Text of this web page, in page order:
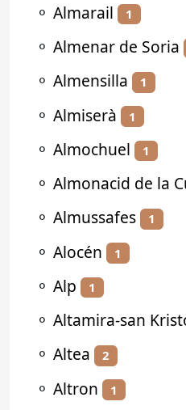
⚬ Almarail 1
⚬ Almenar de Soria
⚬ Almensilla 1
⚬ Almiserà 1
⚬ Almochuel 1
⚬ Almonacid de la
⚬ Almussafes 1
⚬ Alocén 1
⚬ Alp 1
⚬ Altamira-san
⚬ Altea 2
⚬ Altron 1